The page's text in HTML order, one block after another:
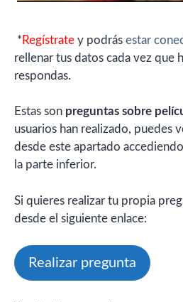
* Regístrate y podrás estar
rellenar tus datos cada vez que
respondas.
Estas son preguntas sobre
usuarios han realizado, puedes
desde este apartado
la parte inferior.
Si quieres realizar tu propia
desde el siguiente enlace:
Realizar pregunta